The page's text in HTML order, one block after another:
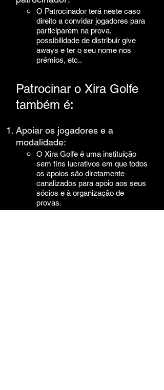
O Patrocinador terá neste caso
direito a convidar jogadores para
participarem na prova,
possibilidade de distribuir give
aways e ter o seu nome nos
prémios, etc..
Patrocinar o Xira Golfe
também é:
​Apoiar os jogadores e a
modalidade:
O Xira Golfe é uma instituíção
sem fins lucrativos em que todos
os apoios são diretamente
canalizados para apoio aos seus
sócios e à organização de
provas.
Estar presente em mais de 20